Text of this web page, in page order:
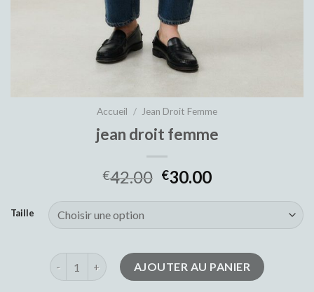
Accueil / Jean Droit Femme
jean droit femme
€42.00 €30.00
Taille
quantité de jean droit femmeAJOUTER AU PANIER